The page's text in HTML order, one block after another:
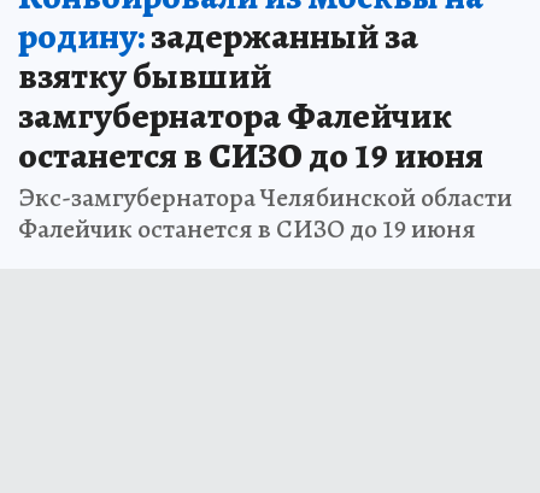
родину:задержанный за
взятку бывший
замгубернатора Фалейчик
останется в СИЗО до 19 июня
Экс-замгубернатора Челябинской области
Фалейчик останется в СИЗО до 19 июня